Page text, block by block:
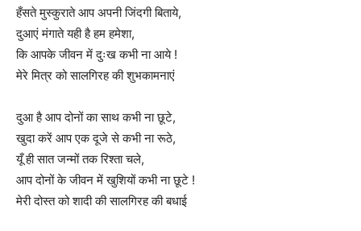
हँसते मुस्कुराते आप अपनी जिंदगी बिताये,
दुआएं मंगाते यही है हम हमेशा,
कि आपके जीवन में दुःख कभी ना आये !
मेरे मित्र को सालगिरह की शुभकामनाएं
दुआ है आप दोनों का साथ कभी ना छूटे,
खुदा करें आप एक दूजे से कभी ना रूठे,
यूँ ही सात जन्मों तक रिश्ता चले,
आप दोनों के जीवन में खुशियों कभी ना छूटे !
मेरी दोस्त को शादी की सालगिरह की बधाई